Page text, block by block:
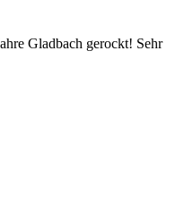
Gladbach gerockt! Sehr